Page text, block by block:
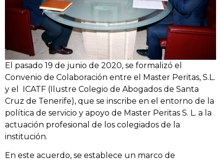
El pasado 19 de junio de 2020, se formalizó el
Convenio de Colaboración entre el Master Peritas, S.L.
y el ICATF (Ilustre Colegio de Abogados de Santa
Cruz de Tenerife), que se inscribe en el entorno de la
política de servicio y apoyo de Master Peritas S. L. a la
actuación profesional de los colegiados de la
institución.
En este acuerdo, se establece un marco de